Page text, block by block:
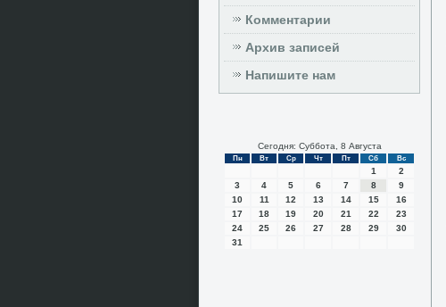
Комментарии
Архив записей
Напишите нам
Сегодня: Суббота, 8 Августа
Пн Вт Ср Чт Пт Сб Вс
1
2
3
4 5 6 7 8
9
10
11 12 13 14 15
16
17
18 19 20 21 22
23
24
25 26 27 28 29
30
31